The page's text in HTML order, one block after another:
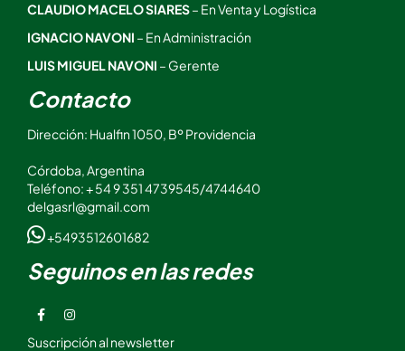
CLAUDIO MACELO SIARES– En Venta y Logística
IGNACIO NAVONI – En Administración
LUIS MIGUEL NAVONI – Gerente
Contacto
Dirección: Hualfin 1050, Bº Providencia
Córdoba, Argentina
Teléfono: + 54 9 351 4739545/4744640
delgasrl@gmail.com
+5493512601682
Seguinos en las redes
Suscripción al newsletter